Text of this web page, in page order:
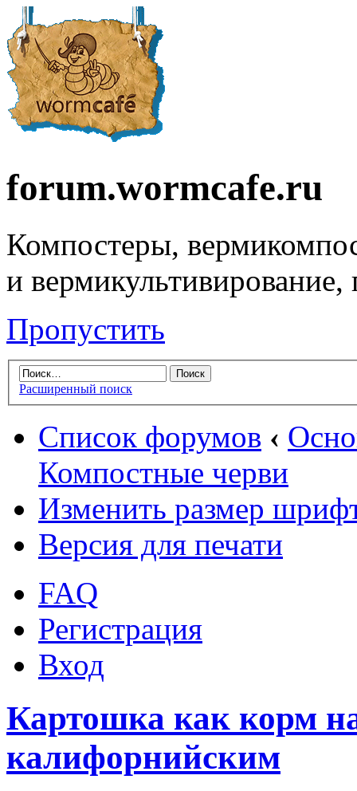
forum.wormcafe.ru
Компостеры,
и
Пропустить
Расширенный поиск
Список форумов ‹
Компостные черви
Изменить размер
Версия для печати
FAQ
Регистрация
Вход
Картошка как корм
калифорнийским